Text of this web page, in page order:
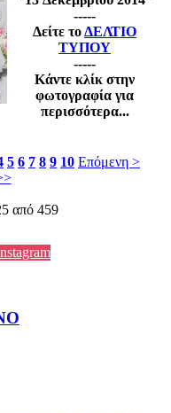
-----
Δείτε τοΔΕΛΤΙΟ
ΤΥΠΟΥ
-----
Κάντε κλίκ στην
φωτογραφία για
περισσότερα...
5 6 7 8 9 10 Επόμενη >
από 459